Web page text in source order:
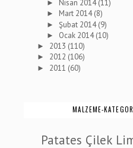
► Nisan 2014(11)
► Mart 2014(8)
► Şubat 2014(9)
► Ocak 2014(10)
► 2013 (110)
► 2012 (106)
► 2011 (60)
MALZEME-
Patates Çilek